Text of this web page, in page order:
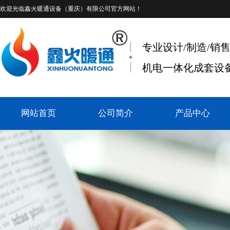
欢迎光临鑫火暖通设备（重庆）有限公司 官方网站！
专业设计/制造/销
机电一体化成套设
网站首页 公司简介 产品中心